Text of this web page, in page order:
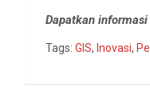
Dapatkan
Tags: GIS, Inovasi,